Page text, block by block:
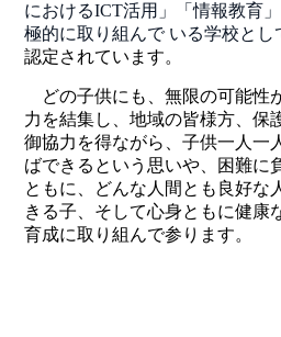
におけるICT活用」「情報教育
極的に取り組んで いる学校とし
認定されています。
どの子供にも、無限の可能性
力を結集し、地域の皆様方、保
御協力を得ながら、子供一人一
ばできるという思いや、困難に
ともに、どんな人間とも良好な
きる子、そして心身ともに健康
育成に取り組んで参ります。